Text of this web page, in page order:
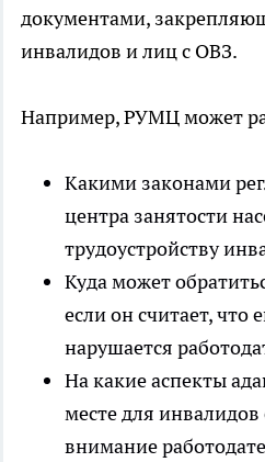
документами,
инвалидов и лиц с ОВЗ.
Например, РУМЦ может
Какими законами
центра занятости
трудоустройству
Куда может
если он считает, что
нарушается
На какие аспекты
месте для инвалидов
внимание